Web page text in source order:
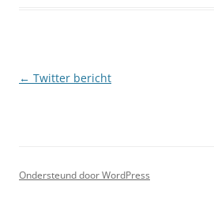
Berichtnavigatie
← Twitter bericht
Ondersteund door WordPress